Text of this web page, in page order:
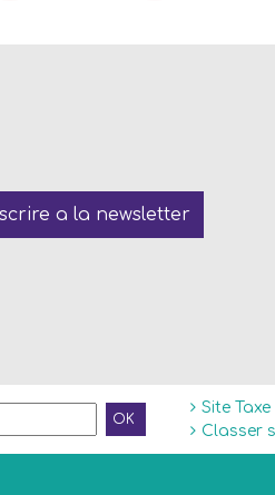
a la newsletter
Site
Classer